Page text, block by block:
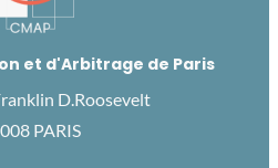
et d'Arbitrage de Paris
D.Roosevelt
PARIS